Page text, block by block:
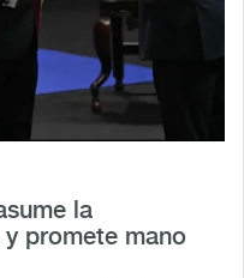
la
promete mano